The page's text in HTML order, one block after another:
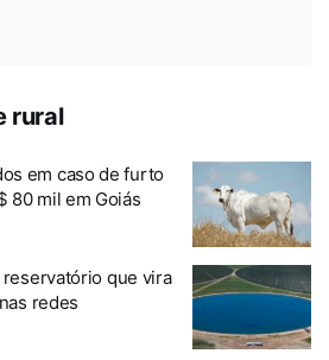
rural
em caso de furto
80 mil em Goiás
que vira
redes